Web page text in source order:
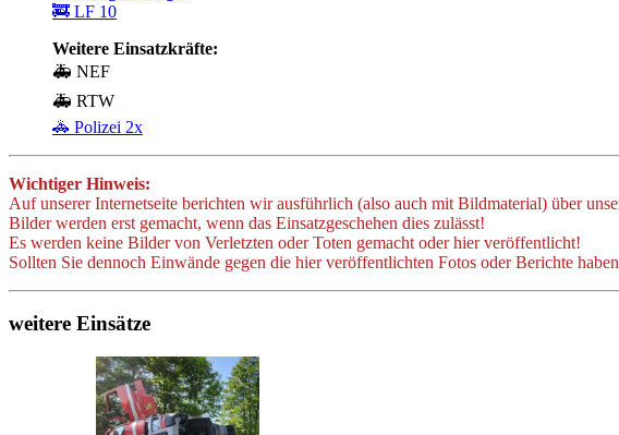
🚒 LF 10
Weitere Einsatzkräfte:
🚑 NEF
🚑 RTW
🚓 Polizei 2x
Wichtiger Hinweis:
Auf unserer Internetseite berichten wir ausführlich (also auch mit Bildmaterial) über
Bilder werden erst gemacht, wenn das Einsatzgeschehen dies zulässt!
Es werden keine Bilder von Verletzten oder Toten gemacht oder hier veröffentlicht!
Sollten Sie dennoch Einwände gegen die hier veröffentlichten Fotos oder Berichte
weitere Einsätze